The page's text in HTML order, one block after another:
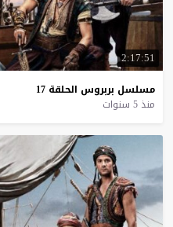
2:17:51
مسلسل بربروس الحلقة 17
منذ 5 سنوات